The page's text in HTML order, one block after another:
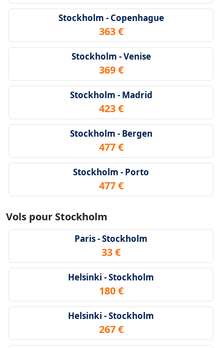
Stockholm - Copenhague
363 €
Stockholm - Venise
369 €
Stockholm - Madrid
423 €
Stockholm - Bergen
477 €
Stockholm - Porto
477 €
Vols pour Stockholm
Paris - Stockholm
33 €
Helsinki - Stockholm
180 €
Helsinki - Stockholm
267 €